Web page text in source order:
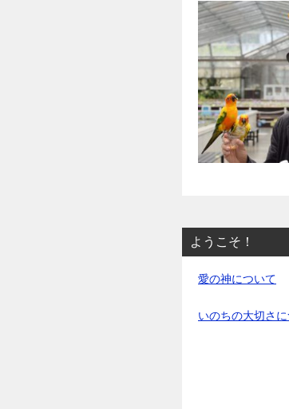
ようこそ！
愛の神について
いのちの大切さ